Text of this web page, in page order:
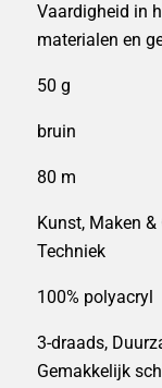
Vaardigheid in
materialen en
bruin
80 m
Kunst, Maken &
Techniek
3-draads,
Gemakkelijk